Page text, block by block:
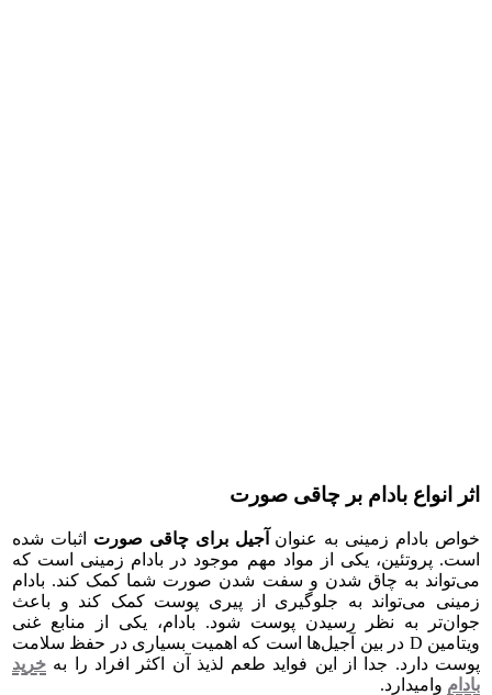
اثر انواع بادام بر چاقی صورت
خواص بادام زمینی به عنوان آجیل برای چاقی صورت اثبات شده
است. پروتئین، یکی از مواد مهم موجود در بادام زمینی است که
می‌تواند به چاق شدن و سفت شدن صورت شما کمک کند. بادام
زمینی می‌تواند به جلوگیری از پیری پوست کمک کند و باعث
جوان‌تر به نظر رسیدن پوست شود. بادام، یکی از منابع غنی
ویتامین D در بین آجیل‌ها است که اهمیت بسیاری در حفظ سلامت
پوست دارد. جدا از این فواید طعم لذیذ آن اکثر افراد را به خرید
بادام وامیدارد.